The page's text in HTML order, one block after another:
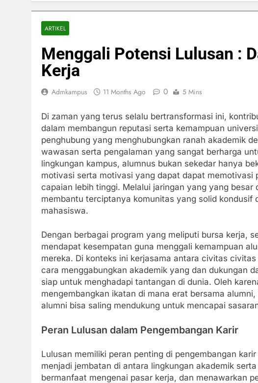
ARTIKEL
Menggali Potensi Lulusan :
Kerja
Admkampus 11 Months Ago 0 5 Mins
Di zaman yang terus selalu bertransformasi ini,
dalam membangun reputasi serta kemampuan
penghubung yang menghubungkan ranah akademik
wawasan serta pengalaman yang sangat berharga
lingkungan kampus, alumnus bukan sekedar hanya
motivasi serta motivasi yang dapat dapat memotivasi
capaian lebih tinggi. Melalui jaringan yang yang besar
membantu terciptanya komunitas yang solid kondusif
mahasiswa.
Dengan berbagai program yang meliputi bursa kerja,
mendapat kesempatan guna menggali kemampuan
mereka. Di konteks ini kerjasama antara civitas
cara menggabungkan akademik yang dan dukungan
siap untuk menghadapi tantangan di dunia. Oleh
mengembangkan ikatan di mana erat bersama
alumni bisa saling mendukung untuk mencapai
Peran Lulusan dalam Pengembangan Karir
Lulusan memiliki peran penting di pengembangan
menjadi jembatan di antara lingkungan akademik
bermanfaat mengenai pasar kerja, dan menawarkan